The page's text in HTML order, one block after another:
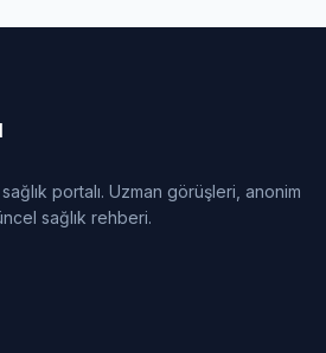
portalı. Uzman görüşleri, anonim
sağlık rehberi.